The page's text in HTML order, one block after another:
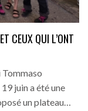
CEUX QUI L’ONT
juin a été une
un plateau…